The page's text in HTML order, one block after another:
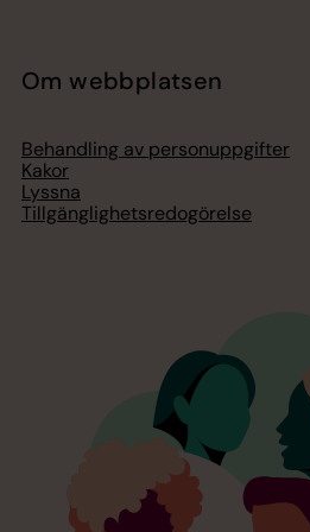
Om webbplatsen
Behandling av personuppgifter
Kakor
Lyssna
Tillgänglighetsredogörelse